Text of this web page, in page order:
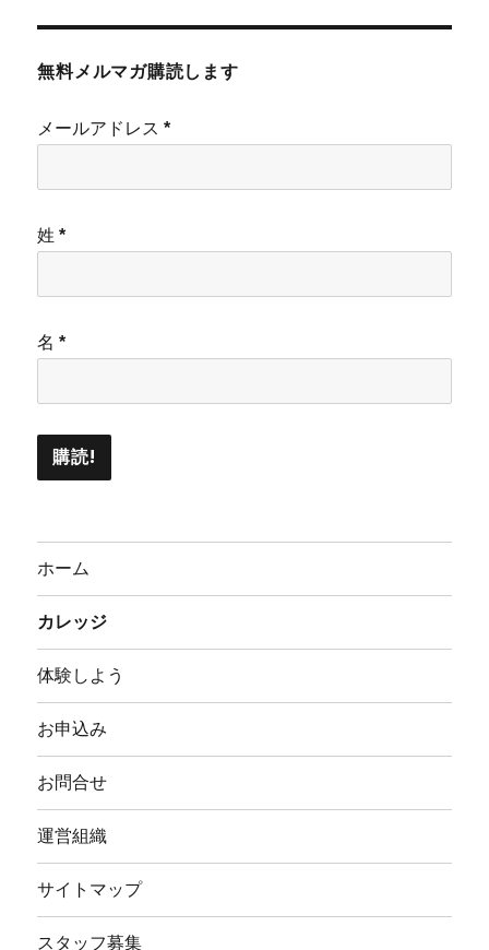
無料メルマガ購読します
メールアドレス*
姓*
名*
ホーム
カレッジ
体験しよう
お申込み
お問合せ
運営組織
サイトマップ
スタッフ募集